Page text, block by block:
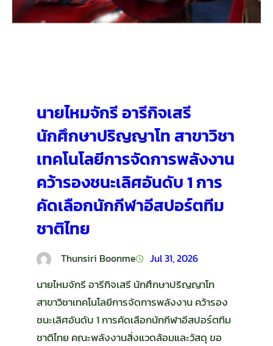
นายไหมจักรี อารีกิจเสรี
นักศึกษาปริญญาโท สาขาวิชา
เทคโนโลยีการจัดการพลังงาน
คว้ารองชนะเลิศอันดับ 1 การ
คัดเลือกนักกีฬาอีสปอร์ตทีม
ชาติไทย
Thunsiri Boonme Jul 31, 2026
นายไหมจักรี อารีกิจเสรี นักศึกษาปริญญาโท
สาขาวิชาเทคโนโลยีการจัดการพลังงาน คว้ารอง
ชนะเลิศอันดับ 1 การคัดเลือกนักกีฬาอีสปอร์ตทีม
ชาติไทย คณะพลังงานสิ่งแวดล้อมและวัสดุ ขอ